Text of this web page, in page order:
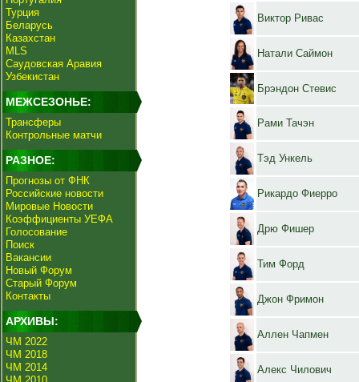
Турция
Беларусь
Казахстан
MLS
Саудовская Аравия
Узбекистан
МЕЖСЕЗОНЬЕ:
Трансферы
Контрольные матчи
РАЗНОЕ:
Прогнозы от ФНК
Российские новости
Мировые Новости
Коэффициенты УЕФА
Голосование
Поиск
Вакансии
Новый Форум
Старый Форум
Контакты
АРХИВЫ:
ЧМ 2022
ЧМ 2018
ЧМ 2014
Виктор Ривас
Натали Саймон
Брэндон Стевис
Рами Тачэн
Тэд Ункель
Рикардо Фиерро
Дрю Фишер
Тим Форд
Джон Фримон
Аллен Чапмен
Алекс Чилович